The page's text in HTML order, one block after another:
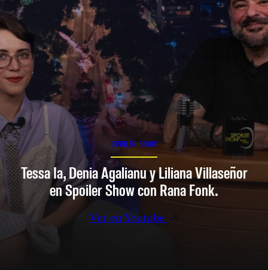
SPOILER SHOW
Tessa Ia, Denia Agalianu y Liliana Villaseñor
en Spoiler Show con Rana Fonk.
Ver en Youtube